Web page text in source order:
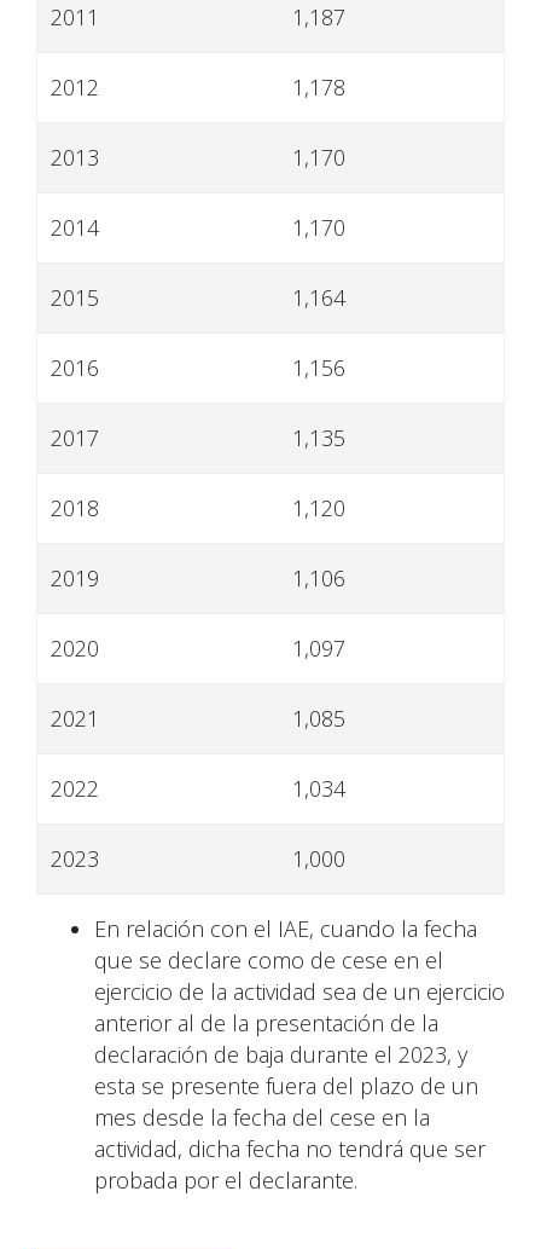
2011 1,187
2012 1,178
2013 1,170
2014 1,170
2015 1,164
2016 1,156
2017 1,135
2018 1,120
2019 1,106
2020 1,097
2021 1,085
2022 1,034
2023 1,000
En relación con el IAE, cuando la fecha
que se declare como de cese en el
ejercicio de la actividad sea de un ejercicio
anterior al de la presentación de la
declaración de baja durante el 2023, y
esta se presente fuera del plazo de un
mes desde la fecha del cese en la
actividad, dicha fecha no tendrá que ser
probada por el declarante.